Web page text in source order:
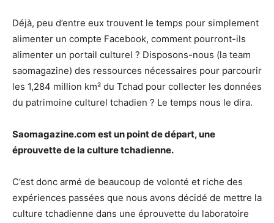
Déjà, peu d’entre eux trouvent le temps pour simplement
alimenter un compte Facebook, comment pourront-ils
alimenter un portail culturel ? Disposons-nous (la team
saomagazine) des ressources nécessaires pour parcourir
les 1,284 million km² du Tchad pour collecter les données
du patrimoine culturel tchadien ? Le temps nous le dira.
Saomagazine.com est un point de départ, une
éprouvette de la culture tchadienne.
C’est donc armé de beaucoup de volonté et riche des
expériences passées que nous avons décidé de mettre la
culture tchadienne dans une éprouvette du laboratoire